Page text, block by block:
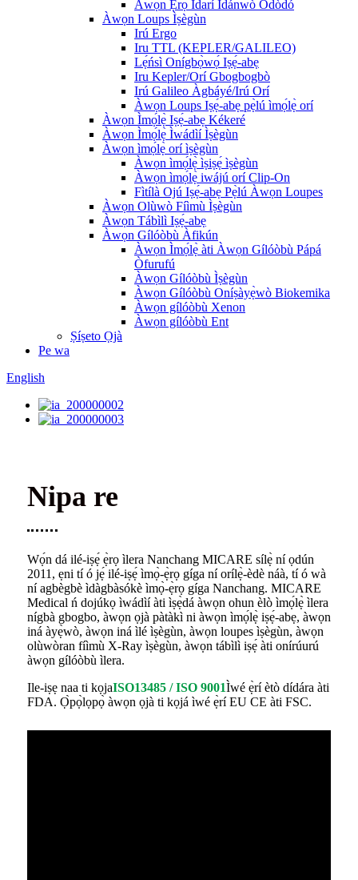
Àwọn Ẹ̀rọ Ìdarí Ìdánwò Òdòdó
Àwọn Loups Ìṣègùn
Irú Ergo
Iru TTL (KEPLER/GALILEO)
Lẹ́ńsì Onígbọ̀wọ́ Iṣẹ́-abẹ
Iru Kepler/Orí Gbogbogbò
Irú Galileo Àgbáyé/Irú Orí
Àwọn Loups Iṣẹ́-abẹ pẹ̀lú ìmọ́lẹ̀ orí
Àwọn Ìmọ́lẹ̀ Iṣẹ́-abẹ Kékeré
Àwọn Ìmọ́lẹ̀ Ìwádìí Ìṣègùn
Àwọn ìmọ́lẹ̀ orí ìṣègùn
Àwọn ìmọ́lẹ̀ ìṣiṣẹ́ ìṣègùn
Àwọn ìmọ́lẹ̀ iwájú orí Clip-On
Fìtílà Ojú Iṣẹ́-abẹ Pẹ̀lú Àwọn Loupes
Àwọn Olùwò Fíìmù Ìṣègùn
Àwọn Tábìlì Iṣẹ́-abẹ
Àwọn Gílóòbù Àfikún
Àwọn Ìmọ́lẹ̀ àti Àwọn Gílóòbù Pápá
Òfurufú
Àwọn Gílóòbù Ìṣègùn
Àwọn Gílóòbù Oníṣàyẹ̀wò Biokemika
Àwọn gílóòbù Xenon
Àwọn gílóòbù Ent
Ṣíṣeto Ọjà
Pe wa
English
Nipa re
Wọ́n dá ilé-iṣẹ́ ẹ̀rọ ìlera Nanchang MICARE sílẹ̀ ní ọdún
2011, ẹni tí ó jẹ́ ilé-iṣẹ́ ìmọ̀-ẹ̀rọ gíga ní orílẹ̀-èdè náà, tí ó wà
ní agbègbè ìdàgbàsókè ìmọ̀-ẹ̀rọ gíga Nanchang. MICARE
Medical ń dojúkọ ìwádìí àti ìṣẹ̀dá àwọn ohun èlò ìmọ́lẹ̀ ìlera
nígbà gbogbo, àwọn ọjà pàtàkì ni àwọn ìmọ́lẹ̀ iṣẹ́-abẹ, àwọn
iná àyẹ̀wò, àwọn iná ìlé ìṣègùn, àwọn loupes ìṣègùn, àwọn
olùwòran fíìmù X-Ray ìṣègùn, àwọn tábìlì iṣẹ́ àti onírúurú
àwọn gílóòbù ìlera.
Ile-iṣẹ naa ti kọjaISO13485 / ISO 9001Ìwé ẹ̀rí ètò dídára àti
FDA. Ọ̀pọ̀lọpọ̀ àwọn ọjà ti kọjá ìwé ẹ̀rí EU CE àti FSC.